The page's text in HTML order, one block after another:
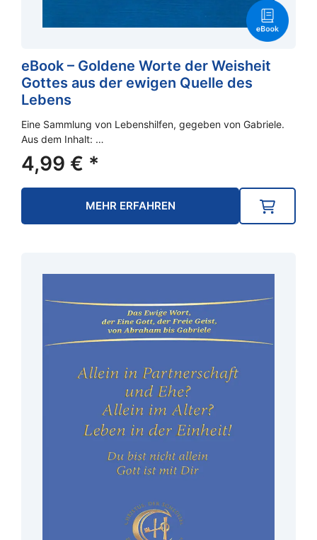
eBook – Goldene Worte der Weisheit
Gottes aus der ewigen Quelle des
Lebens
Eine Sammlung von Lebenshilfen, gegeben von Gabriele.
Aus dem Inhalt: …
4,99 € *
MEHR ERFAHREN